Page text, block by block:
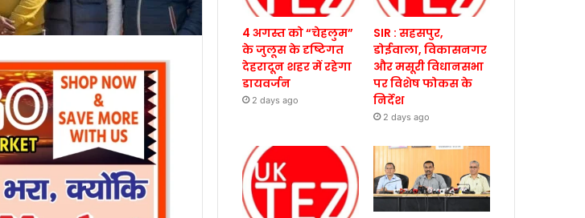
4 अगस्त को “चेहलुम”
के जुलूस के दृष्टिगत
देहरादून शहर में रहेगा
डायवर्जन
2 days ago
SIR : सहसपुर,
डोईवाला, विकासनगर
और मसूरी विधानसभा
पर विशेष फोकस के
निर्देश
2 days ago